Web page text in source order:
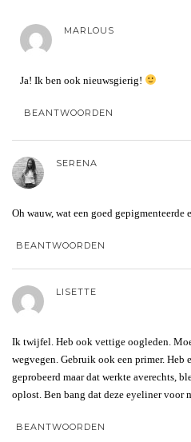
MARLOUS
Ja! Ik ben ook nieuwsgierig!
BEANTWOORDEN
SERENA
Oh wauw, wat een goed
BEANTWOORDEN
LISETTE
Ik twijfel. Heb ook vettige oogleden.
wegvegen. Gebruik ook een primer. Heb
geprobeerd maar dat werkte averechts,
oplost. Ben bang dat deze eyeliner voor
BEANTWOORDEN